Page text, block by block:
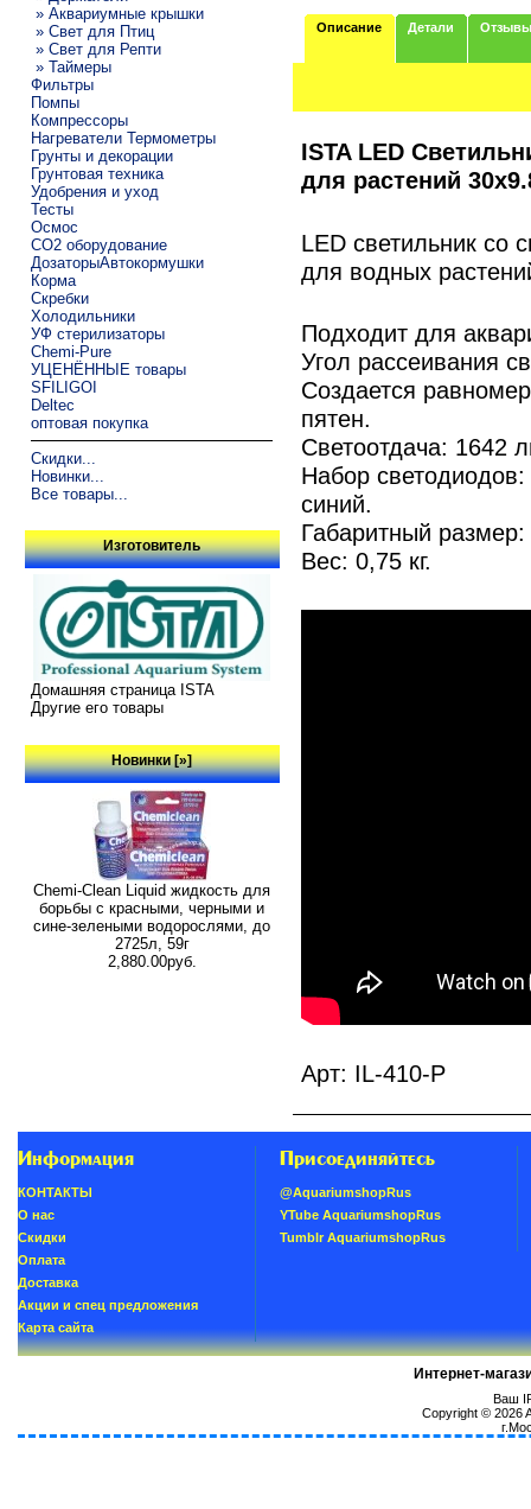
» Аквариумные крышки
» Свет для Птиц
» Свет для Репти
» Таймеры
Фильтры
Помпы
Компрессоры
Нагреватели Термометры
Грунты и декорации
Грунтовая техника
Удобрения и уход
Тесты
Осмос
CO2 оборудование
ДозаторыАвтокормушки
Корма
Скребки
Холодильники
УФ стерилизаторы
Chemi-Pure
УЦЕНЁННЫЕ товары
SFILIGOI
Deltec
оптовая покупка
Скидки...
Новинки...
Все товары...
Изготовитель
Домашняя страница ISTA
Другие его товары
Новинки [»]
Chemi-Clean Liquid жидкость для
борьбы с красными, черными и
сине-зелеными водорослями, до
2725л, 59г
2,880.00руб.
Описание Детали Отзывы
ISTA LED
для растений
LED светильник со
для водных
Подходит для
Угол рассеивания
Создается
пятен.
Светоотдача: 1642
Набор
синий.
Габаритный
Вес: 0,75 кг.
Арт: IL-410-P
Информация
КОНТАКТЫ
О нас
Скидки
Oплатa
Доставка
Акции и спец предложения
Карта сайта
Присоединяйтесь
@AquariumshopRus
YTube AquariumshopRus
Tumblr AquariumshopRus
Интернет-
Ваш
Copyright © 2026